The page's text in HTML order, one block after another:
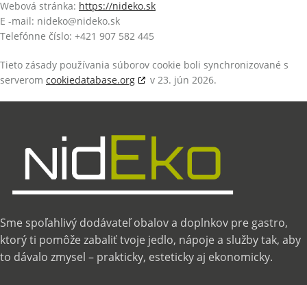
Webová stránka: https://nideko.sk
E -mail: nideko@nideko.sk
Telefónne číslo: +421 907 582 445
Tieto zásady používania súborov cookie boli synchronizované s
serverom cookiedatabase.org v 23. jún 2026.
Sme spoľahlivý dodávateľ obalov a doplnkov pre gastro,
ktorý ti pomôže zabaliť tvoje jedlo, nápoje a služby tak, aby
to dávalo zmysel – prakticky, esteticky aj ekonomicky.